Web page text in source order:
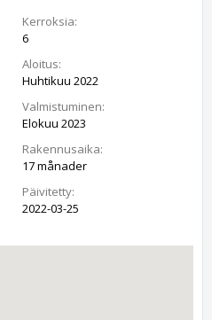
Kerroksia:
6
Aloitus:
Huhtikuu 2022
Valmistuminen:
Elokuu 2023
Rakennusaika:
17 månader
Päivitetty:
2022-03-25